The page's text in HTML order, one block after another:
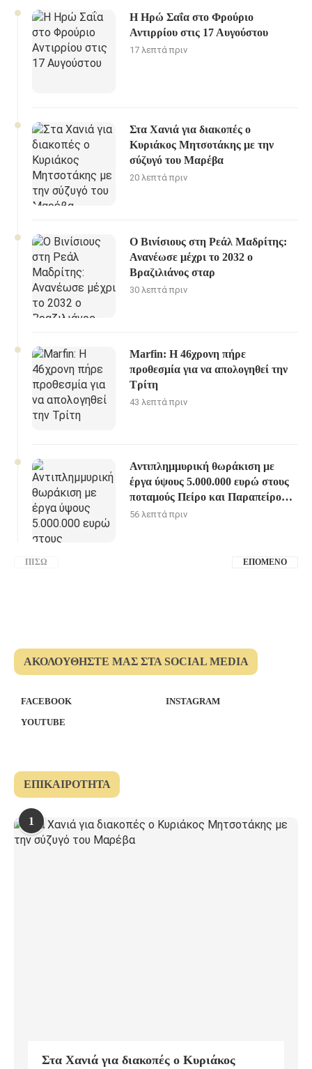
Η Ηρώ Σαΐα στο Φρούριο
Αντιρρίου στις 17 Αυγούστου
17 λεπτά πριν
Στα Χανιά για διακοπές ο
Κυριάκος Μητσοτάκης με την
σύζυγό του Μαρέβα
20 λεπτά πριν
Ο Βινίσιους στη Ρεάλ Μαδρίτης:
Ανανέωσε μέχρι το 2032 ο
Βραζιλιάνος σταρ
30 λεπτά πριν
Marfin: Η 46χρονη πήρε
προθεσμία για να απολογηθεί την
Τρίτη
43 λεπτά πριν
Αντιπλημμυρική θωράκιση με
έργα ύψους 5.000.000 ευρώ στους
ποταμούς Πείρο και Παραπείρο
της Π.Ε. Αχαίας
56 λεπτά πριν
ΠΊΣΩ ΕΠΌΜΕΝΟ
ΑΚΟΛΟΥΘΉΣΤΕ ΜΑΣ ΣΤΑ SOCIAL MEDIA
FACEBOOK
INSTAGRAM
YOUTUBE
ΕΠΙΚΑΙΡΌΤΗΤΑ
1
Στα Χανιά για διακοπές ο Κυριάκος